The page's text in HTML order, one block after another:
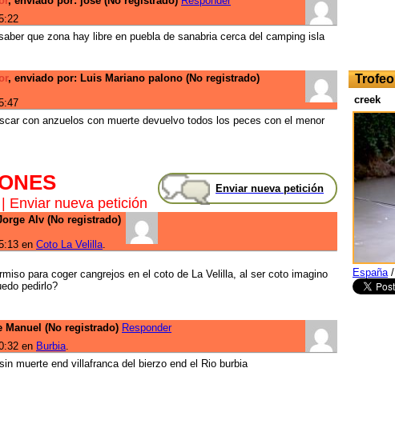
que zona hay libre en puebla de sanabria cerca del camping isla
, enviado por: Luis Mariano palono (No registrado)
con anzuelos con muerte devuelvo todos los peces con el menor
Enviar nueva petición
Enviar nueva petición
Alv (No registrado)
en Coto La Velilla.
para coger cangrejos en el coto de La Velilla, al ser coto imagino
pedirlo?
Manuel (No registrado) Responder
en Burbia.
muerte end villafranca del bierzo end el Rio burbia
Trofeo
creek
España /